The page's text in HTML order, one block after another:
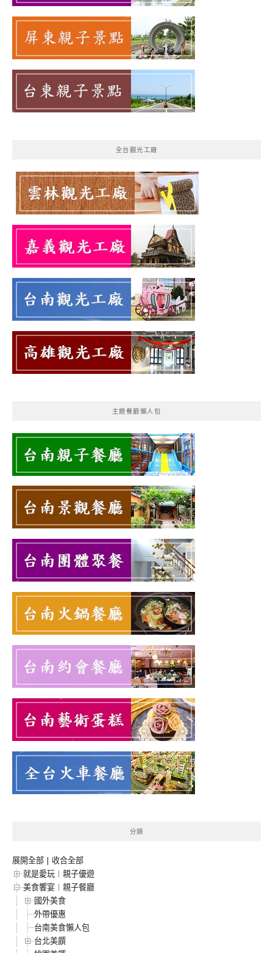
全台觀光工廠
主題餐廳懶人包
分類
展開全部 | 收合全部
就是愛玩︱親子優遊
美食饗宴︱親子餐廳
國外美食
外帶優惠
台南美食懶人包
台北美饌